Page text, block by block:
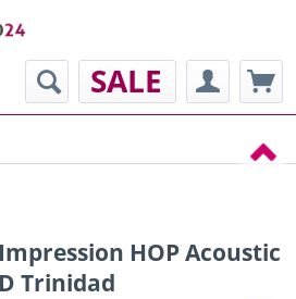
SALE
HOP Acoustic
Trinidad